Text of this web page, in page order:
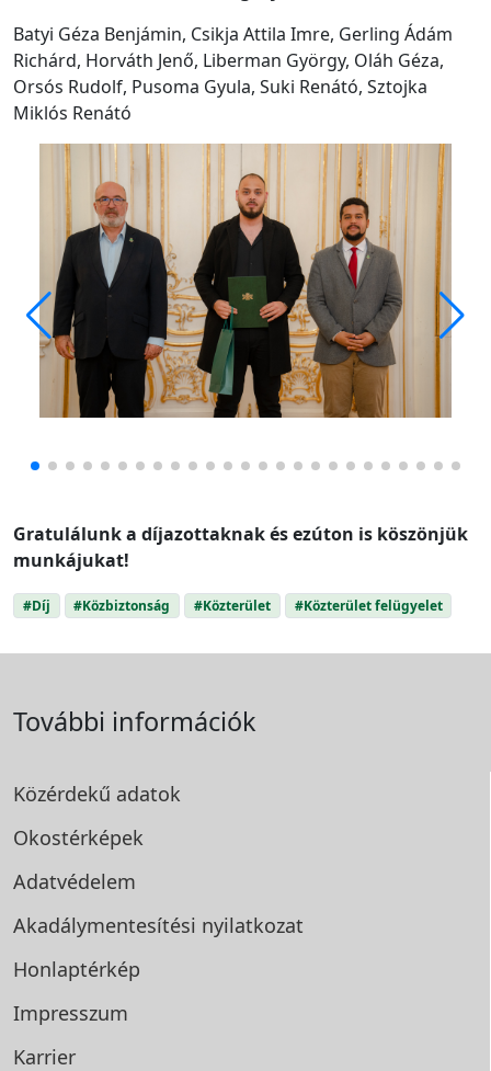
Batyi Géza Benjámin, Csikja Attila Imre, Gerling Ádám
Richárd, Horváth Jenő, Liberman György, Oláh Géza,
Orsós Rudolf, Pusoma Gyula, Suki Renátó, Sztojka
Miklós Renátó
Gratulálunk a díjazottaknak és ezúton is köszönjük
munkájukat!
#Díj #Közbiztonság #Közterület #Közterület felügyelet
További információk
Közérdekű adatok
Okostérképek
Adatvédelem
Akadálymentesítési nyilatkozat
Honlaptérkép
Impresszum
Karrier